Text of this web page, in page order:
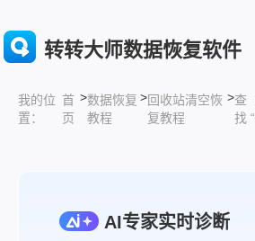
转转大师数据恢复软件
我的位
置：
首
页
>数据恢复
教程
>回收站清空恢
复教程
>查
找 “
AI专家实时诊断